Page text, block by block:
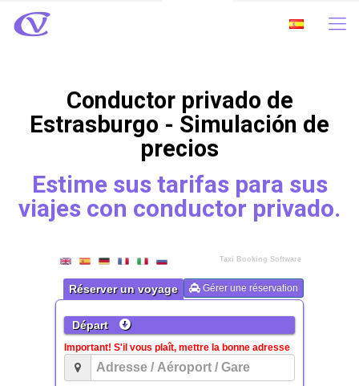
Conductor privado de
Estrasburgo - Simulación de
precios
Estime sus tarifas para sus
viajes con conductor privado.